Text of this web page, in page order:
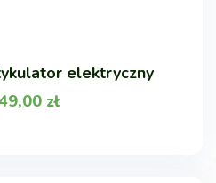
elektryczny
zł